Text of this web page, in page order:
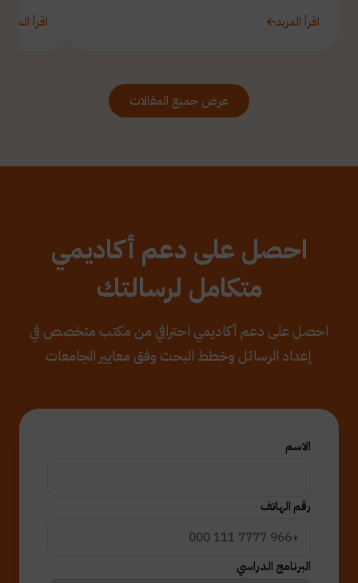
اقرأ المزيد اقرأ المزيد
عرض جميع المقالات
احصل على دعم أكاديمي
متكامل لرسالتك
احصل على دعم أكاديمي احترافي من مكتب متخصص في
إعداد الرسائل وخطط البحث وفق معايير الجامعات
الاسم
رقم الهاتف
البرنامج الدراسي